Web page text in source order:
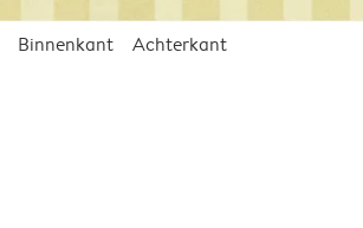
Binnenkant Achterkant